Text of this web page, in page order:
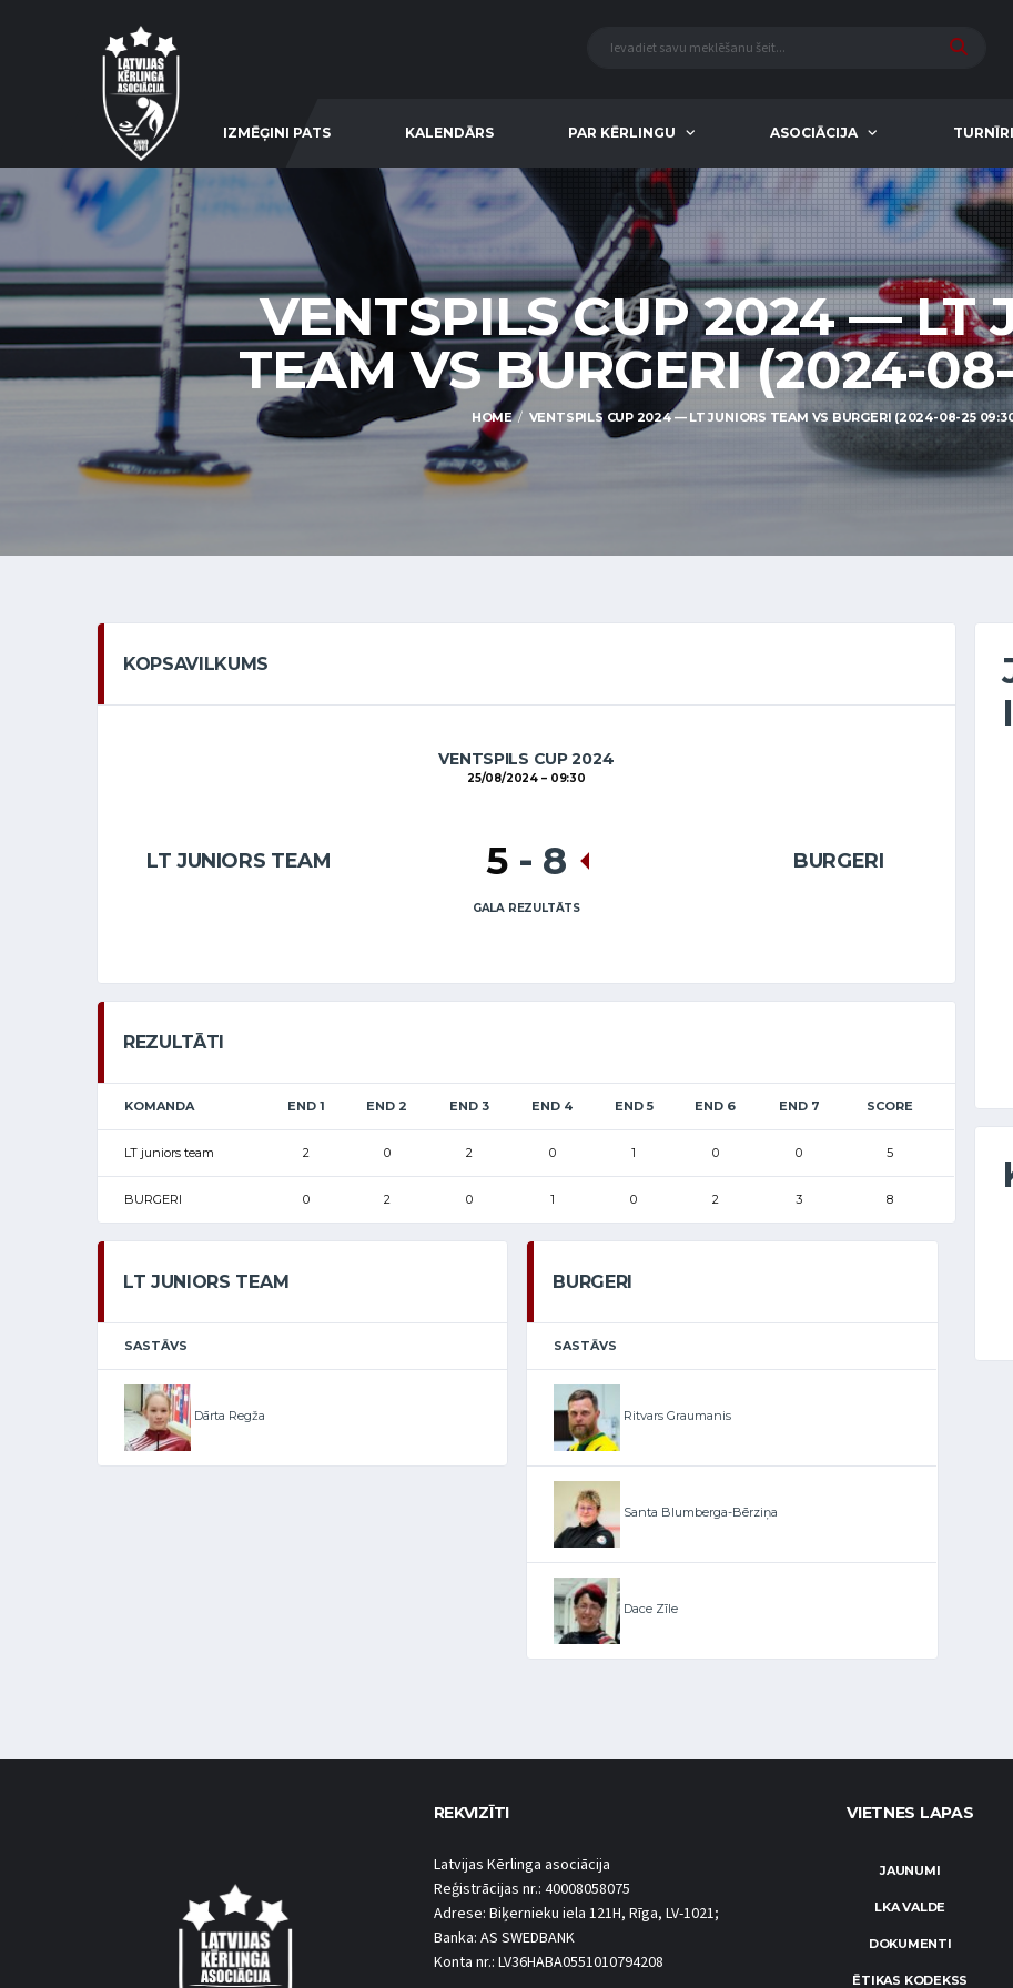
IZMĒĢINI PATS KALENDĀRS PAR KĒRLINGU ASOCIĀCIJA TURNĪRI
VENTSPILS CUP 2024 — LT
TEAM VS BURGERI (2024-
HOME VENTSPILS CUP 2024 — LT JUNIORS TEAM VS BURGERI (2024-08-25
KOPSAVILKUMS
VENTSPILS CUP 2024
25/08/2024 09:30
LT JUNIORS TEAM BURGERI
5 - 8
GALA REZULTĀTS
REZULTĀTI
KOMANDA END 1 END 2 END 3 END 4 END 5 END 6 END 7 SCORE
LT juniors team 2 0 2 0 1 0 0 5
BURGERI 0 2 0 1 0 2 3 8
LT JUNIORS TEAM
SASTĀVS
Dārta Regža
BURGERI
SASTĀVS
Ritvars Graumanis
Santa Blumberga-Bērziņa
Dace Zīle
REKVIZĪTI
Latvijas Kērlinga asociācija
Reģistrācijas nr.: 40008058075
Adrese: Biķernieku iela 121H, Rīga, LV-1021;
Banka: AS SWEDBANK
Konta nr.: LV36HABA0551010794208
VIETNES LAPAS
JAUNUMI
LKA VALDE
DOKUMENTI
ĒTIKAS KODEKSS